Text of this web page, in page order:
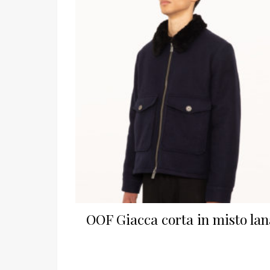
OOF Giacca corta in misto